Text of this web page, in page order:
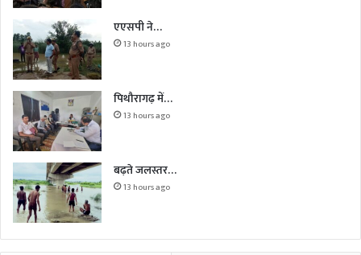
एएसपी ने…
13 hours ago
पिथौरागढ़ में…
13 hours ago
बढ़ते जलस्तर…
13 hours ago